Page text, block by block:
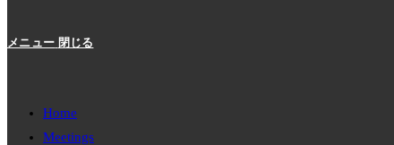
メニュー 閉じる
Home
Meetings